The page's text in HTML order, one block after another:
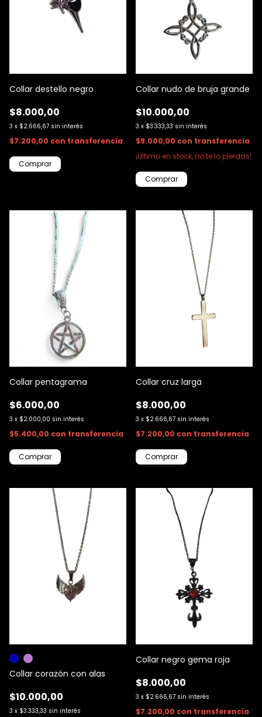
Collar destello negro
$8.000,00
3 x $2.666,67 sin interés
$7.200,00 con transferencia
Collar nudo de bruja grande
$10.000,00
3 x $3.333,33 sin interés
$9.000,00 con transferencia
¡Ultimo en stock, no te lo pierdas!
Collar pentagrama
$6.000,00
3 x $2.000,00 sin interés
$5.400,00 con transferencia
Collar cruz larga
$8.000,00
3 x $2.666,67 sin interés
$7.200,00 con transferencia
Collar corazón con alas
$10.000,00
3 x $3.333,33 sin interés
Collar negro gema roja
$8.000,00
3 x $2.666,67 sin interés
$7.200,00 con transferencia